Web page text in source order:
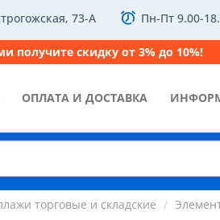
73-А Пн-Пт 9.00-
получите скидку от 3% до 10%!
ОПЛАТА И ДОСТАВКА
торговые и складские